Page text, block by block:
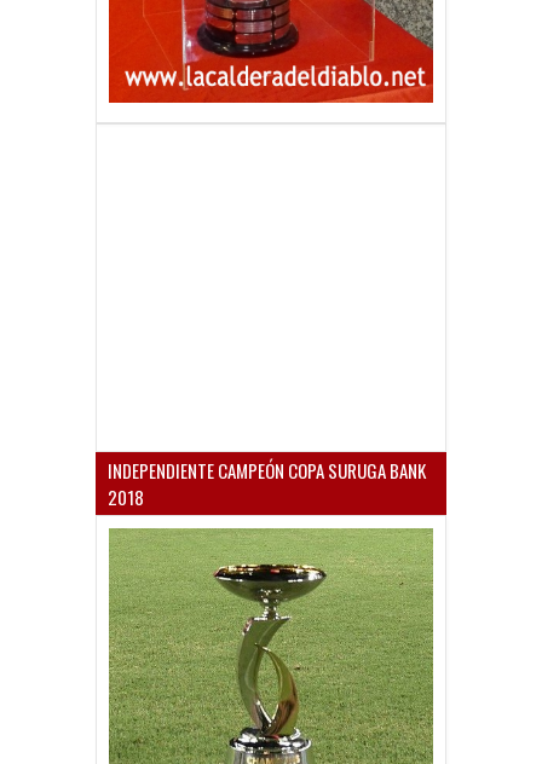
INDEPENDIENTE CAMPEÓN COPA SURUGA BANK
2018